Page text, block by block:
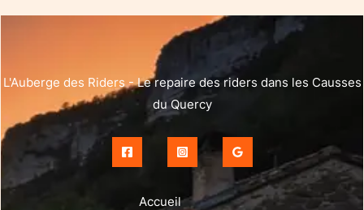
L'Auberge des Riders - Le repaire des riders dans les Causses
du Quercy
Accueil